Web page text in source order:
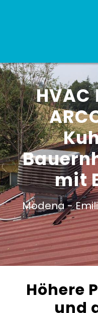
mit
Modena -
Höhere
und